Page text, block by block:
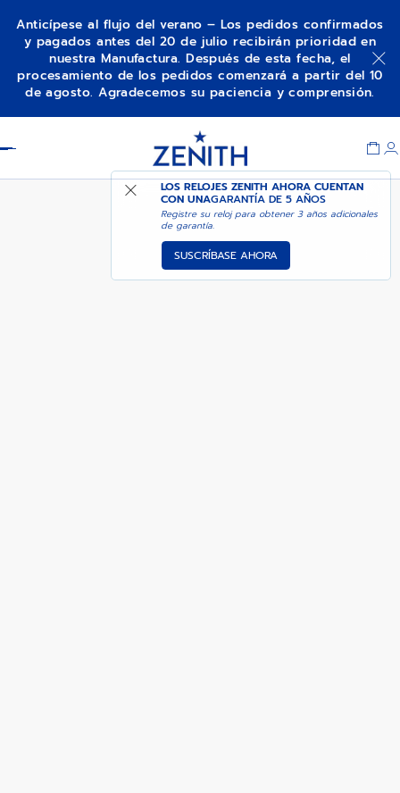
Anticípese al flujo del verano – Los pedidos confirmados
y pagados antes del 20 de julio recibirán prioridad en
nuestra Manufactura. Después de esta fecha, el
procesamiento de los pedidos comenzará a partir del 10
de agosto. Agradecemos su paciencia y comprensión.
LOS RELOJES ZENITH AHORA CUENTAN
CON UNAGARANTÍA DE 5 AÑOS
Registre su reloj para obtener 3 años adicionales
de garantía.
SUSCRÍBASE AHORA
PILOT - 160.ᴼ ANIVERSARIO